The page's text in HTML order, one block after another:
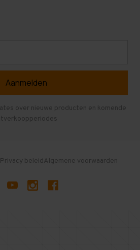
over nieuwe producten en komende
Privacy beleidAlgemene voorwaarden